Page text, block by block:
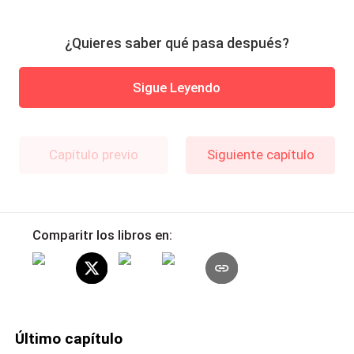
¿Quieres saber qué pasa después?
Sigue Leyendo
Capítulo previo Siguiente capítulo
Comparitr los libros en:
Último capítulo